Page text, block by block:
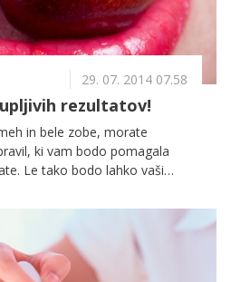
29. 07. 2014 07.58
rezultatov!
in bele zobe, morate
ki vam bodo pomagala
Le tako bodo lahko vaši